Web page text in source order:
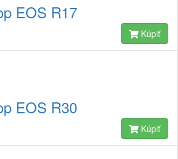
EOS R17
Kúpiť
EOS R30
Kúpiť